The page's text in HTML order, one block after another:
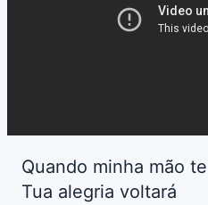
Quando minha mão
Tua alegria voltará